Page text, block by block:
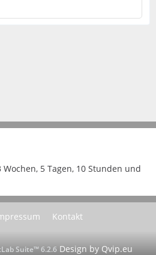
5 Tagen, 10 Stunden und
Kontakt
Suite™ 6.2.6